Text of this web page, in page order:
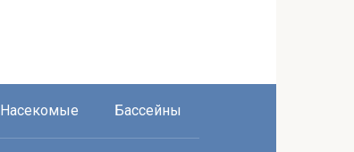
Насекомые Бассейны